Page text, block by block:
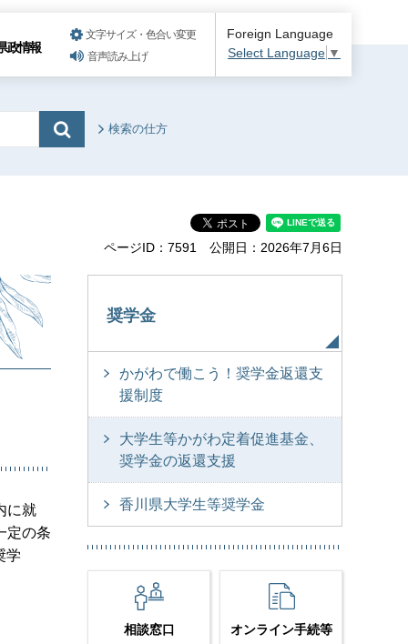
政情報
文字サイズ・色合い変更
音声読み上げ
Foreign Language
Select Language ▼
検索の仕方
ページID：7591 公開日：2026年7月6日
に就
定の条
学
奨学金
かがわで働こう！奨学金返還支
援制度
大学生等かがわ定着促進基金、
奨学金の返還支援
香川県大学生等奨学金
相談窓口 オンライン手続等